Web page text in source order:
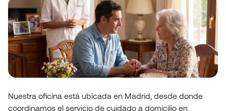
Nuestra oficina está ubicada en Madrid, desde donde
coordinamos el servicio de cuidado a domicilio en